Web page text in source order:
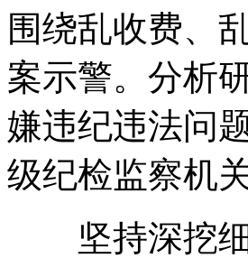
围绕乱收费、
案示警。分析
嫌违纪违法问
级纪检监察机
坚持深挖细